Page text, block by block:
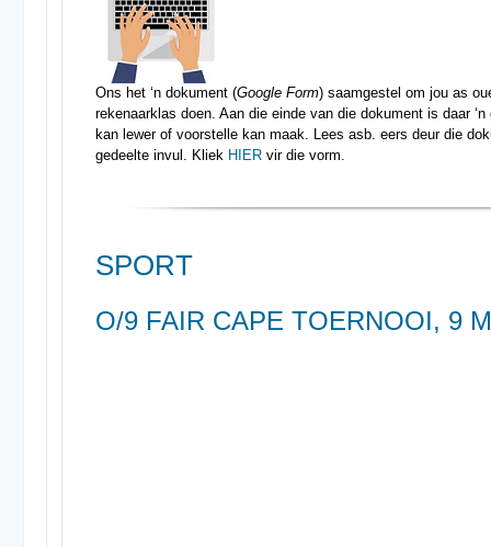
Ons het ‘n dokument (Google Form) saamgestel om jou as
rekenaarklas doen. Aan die einde van die dokument is daar
kan lewer of voorstelle kan maak. Lees asb. eers deur die
gedeelte invul. Kliek HIER vir die vorm.
SPORT
O/9 FAIR CAPE TOERNOOI, 9